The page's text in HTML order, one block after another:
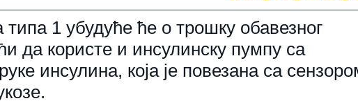
1 убудуће ће о трошку обавезног
да користе и инсулинску пумпу са
инсулина, која је повезана са